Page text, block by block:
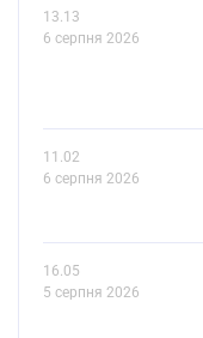
13.13
6 серпня 2026
11.02
6 серпня 2026
16.05
5 серпня 2026